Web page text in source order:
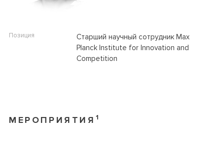
Позиция
Старший научный сотрудник Max
Planck Institute for Innovation and
Competition
МЕРОПРИЯТИЯ 1